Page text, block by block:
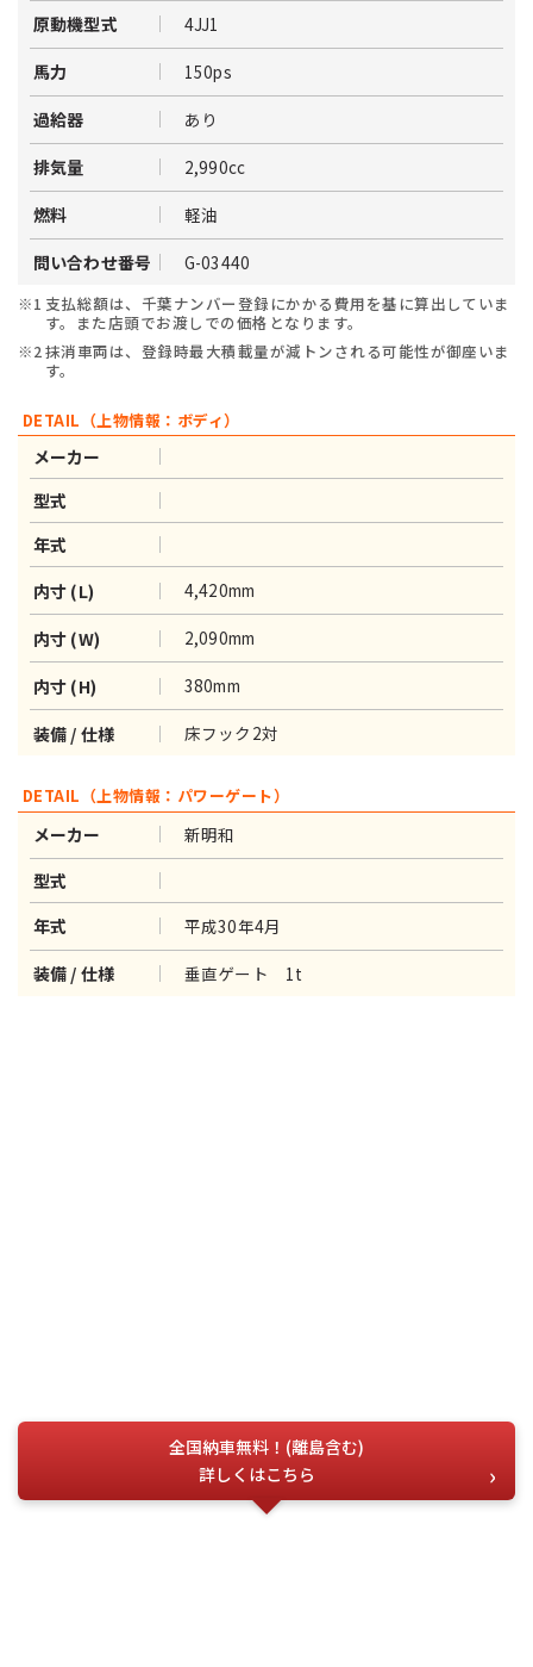
原動機型式 4JJ1
馬力 150ps
過給器 あり
排気量 2,990cc
燃料 軽油
問い合わせ番号 G-03440
※1 支払総額は、千葉ナンバー登録にかかる費用を基に算出していま
す。また店頭でお渡しでの価格となります。
※2抹消車両は、登録時最大積載量が減トンされる可能性が御座いま
す。
DETAIL（上物情報：ボディ）
メーカー
型式
年式
内寸 (L)
4,420mm
内寸 (W) 2,090mm
内寸 (H) 380mm
装備 / 仕様 床フック2対
DETAIL（上物情報：パワーゲート）
メーカー
新明和
型式
年式
平成30年4月
装備 / 仕様 垂直ゲート 1t
全国納車無料！(離島含む)
詳しくはこちら